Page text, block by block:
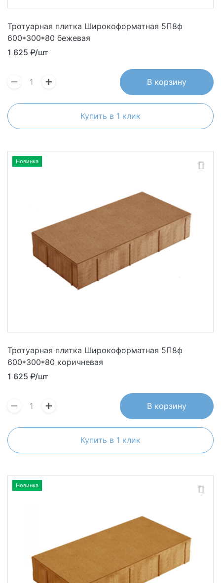
Тротуарная плитка Широкоформатная 5П8ф
600*300*80 бежевая
1 625 ₽/шт
В корзину
Купить в 1 клик
Новинка
Тротуарная плитка Широкоформатная 5П8ф
600*300*80 коричневая
1 625 ₽/шт
В корзину
Купить в 1 клик
Новинка